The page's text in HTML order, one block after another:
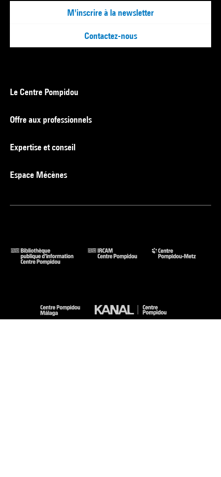
M'inscrire à la newsletter
Contactez-nous
Le Centre Pompidou
Offre aux professionnels
Expertise et conseil
Espace Mécènes